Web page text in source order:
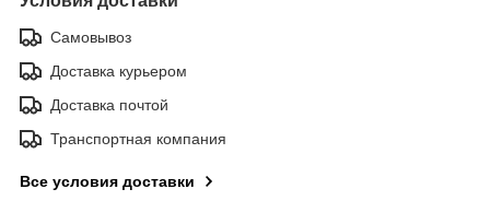
Самовывоз
Доставка курьером
Доставка почтой
Транспортная компания
Все условия доставки